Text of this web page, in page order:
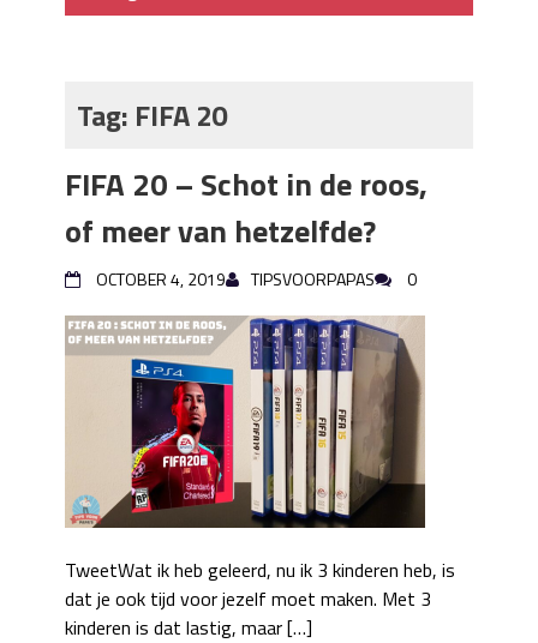
Tag: FIFA 20
FIFA 20 – Schot in de roos,
of meer van hetzelfde?
OCTOBER 4, 2019 TIPSVOORPAPAS 0
TweetWat ik heb geleerd, nu ik 3 kinderen heb, is
dat je ook tijd voor jezelf moet maken. Met 3
kinderen is dat lastig, maar […]